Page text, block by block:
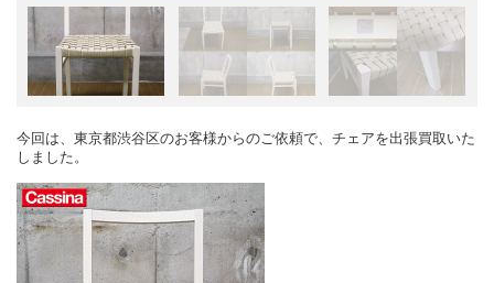
今回は、東京都渋谷区のお客様からのご依頼で、チェアを出張買取いた
しました。